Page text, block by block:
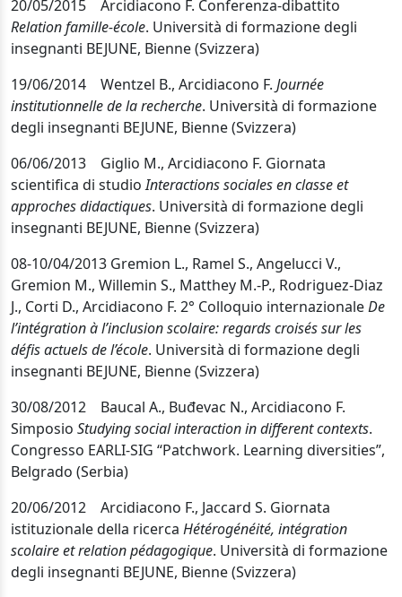
20/05/2015 Arcidiacono F. Conferenza-dibattito
Relation famille-école. Università di formazione degli
insegnanti BEJUNE, Bienne (Svizzera)
19/06/2014 Wentzel B., Arcidiacono F. Journée
institutionnelle de la recherche. Università di formazione
degli insegnanti BEJUNE, Bienne (Svizzera)
06/06/2013 Giglio M., Arcidiacono F. Giornata
scientifica di studioInteractions sociales en classe et
approches didactiques. Università di formazione degli
insegnanti BEJUNE, Bienne (Svizzera)
08-10/04/2013 Gremion L., Ramel S., Angelucci V.,
Gremion M., Willemin S., Matthey M.-P., Rodriguez-Diaz
J., Corti D., Arcidiacono F. 2° Colloquio internazionaleDe
l’intégration à l’inclusion scolaire: regards croisés sur les
défis actuels de l’école. Università di formazione degli
insegnanti BEJUNE, Bienne (Svizzera)
30/08/2012 Baucal A., Buđevac N., Arcidiacono F.
Simposio Studying social interaction in different contexts.
Congresso EARLI-SIG “Patchwork. Learning diversities”,
Belgrado (Serbia)
20/06/2012 Arcidiacono F., Jaccard S. Giornata
istituzionale della ricerca Hétérogénéité, intégration
scolaire et relation pédagogique. Università di formazione
degli insegnanti BEJUNE, Bienne (Svizzera)